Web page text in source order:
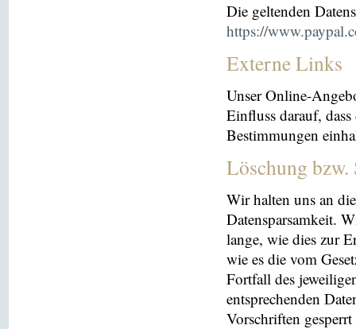
Die geltenden
https://
Externe Links
Unser Online-
Einfluss darauf,
Bestimmungen
Löschung
Wir halten uns an
Datensparsamkeit.
lange, wie dies zur
wie es die vom
Fortfall des
entsprechenden
Vorschriften